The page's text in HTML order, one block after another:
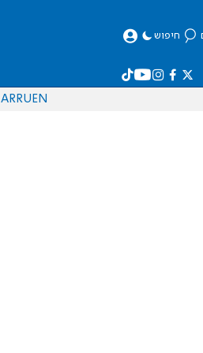
חיפוש
EN
RU
AR